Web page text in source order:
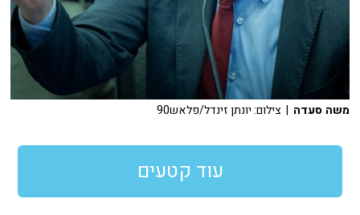
משה סעדה | צילום: יונתן זינדל/פלאש90
עוד קטעים